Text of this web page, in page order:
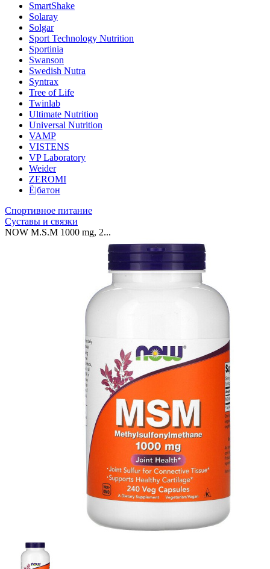
SmartShake
Solaray
Solgar
Sport Technology Nutrition
Sportinia
Swanson
Swedish Nutra
Syntrax
Tree of Life
Twinlab
Ultimate Nutrition
Universal Nutrition
VAMP
VISTENS
VP Laboratory
Weider
ZEROMI
Ё|батон
Спортивное питание
Суставы и связки
NOW M.S.M 1000 mg, 2...